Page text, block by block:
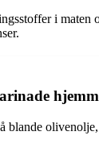
i maten
blande